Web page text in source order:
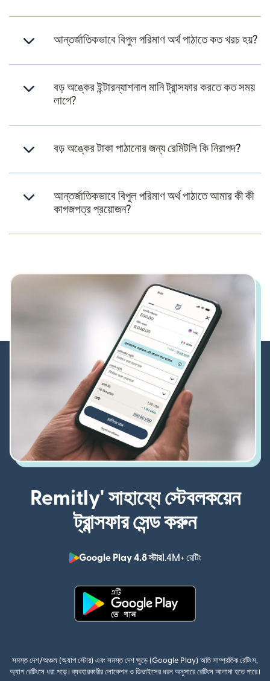
আন্তর্জাতিকভাবে বিপুল পরিমাণ অর্থ পাঠাতে কত খরচ হয়?
বড় অঙ্কের ইন্টারন্যাশনাল মানি ট্রান্সফার করতে কত সময়
লাগে?
বড় অঙ্কের টাকা পাঠানোর জন্য রেমিটলি কি নিরাপদ?
আন্তর্জাতিকভাবে বিপুল পরিমাণ অর্থ পাঠাতে আমার কী কী
কাগজপত্র প্রয়োজন?
Remitly' সাহায্যে স্টেবলকয়েন
ট্রান্সফার সেন্ড করুন
Google Play 4.8 স্টার1.4M+ রেটিং
সমস্ত দেশ/অঞ্চল (অ্যাপ স্টোর) এবং সমস্ত দেশ জুড়ে (Google Play) অতি সাম্প্রতিক রেটিংস,
অ্যাপ রেটিংসে ধরা পড়ে। ব্যবহারকারীর লোকেশন ও ডিভাইসের ধরন অনুসারে রেটিংস আলাদা হতে পারে।